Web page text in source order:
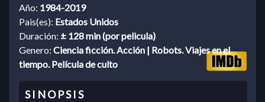
Año: 1984-2019
Pais(es): Estados Unidos
Duración: ± 128 min (por pelicula)
Genero: Ciencia ficción. Acción | Robots. Viajes en el
tiempo. Película de culto